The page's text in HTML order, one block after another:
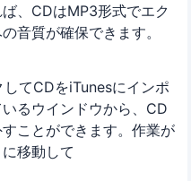
、CDはMP3形式でエク
音質が確保できます。
してCDをiTunesにインポ
るウインドウから、CD
ことができます。作業が
移動して